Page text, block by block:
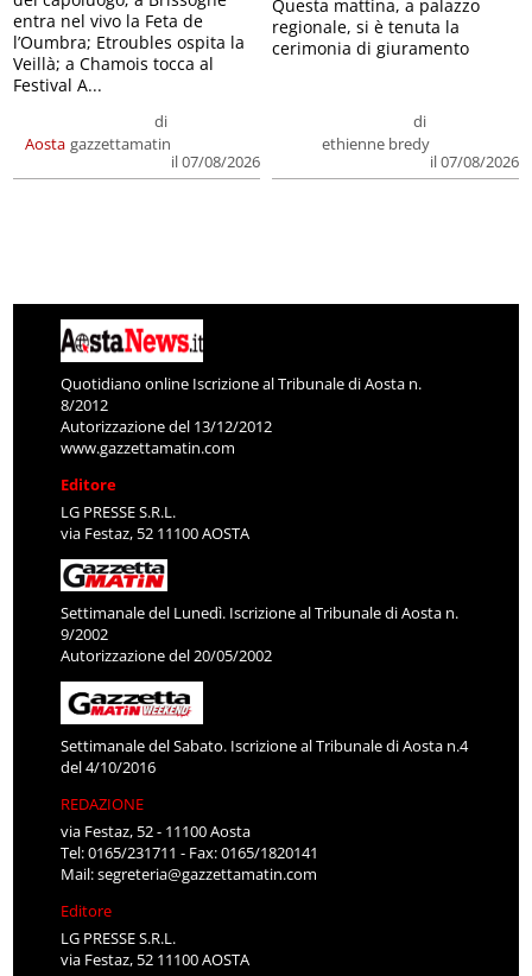
Aosta
di
gazzettamatin
il 07/08/2026
entra nel vivo la Feta de
l’Oumbra; Etroubles ospita la
Veillà; a Chamois tocca al
Festival A...
di
ethienne bredy
il 07/08/2026
Questa mattina, a palazzo
regionale, si è tenuta la
cerimonia di giuramento
Quotidiano online Iscrizione al Tribunale di Aosta n.
8/2012
Autorizzazione del 13/12/2012
www.gazzettamatin.com
Editore
LG PRESSE S.R.L.
via Festaz, 52 11100 AOSTA
Settimanale del Lunedì. Iscrizione al Tribunale di Aosta n.
9/2002
Autorizzazione del 20/05/2002
Settimanale del Sabato. Iscrizione al Tribunale di Aosta n.4
del 4/10/2016
REDAZIONE
via Festaz, 52 - 11100 Aosta
Tel: 0165/231711 - Fax: 0165/1820141
Mail:segreteria@gazzettamatin.com
Editore
LG PRESSE S.R.L.
via Festaz, 52 11100 AOSTA